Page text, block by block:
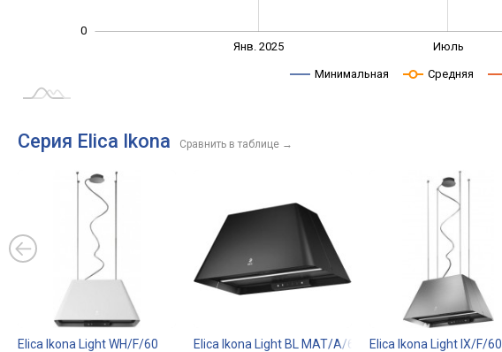
0
Янв. 2025 Июль
Минимальная Средняя
Серия Elica Ikona Сравнить в таблице →
Elica Ikona Light WH/F/60 Elica Ikona Light BL MAT/A/60 Elica Ikona Light IX/F/60